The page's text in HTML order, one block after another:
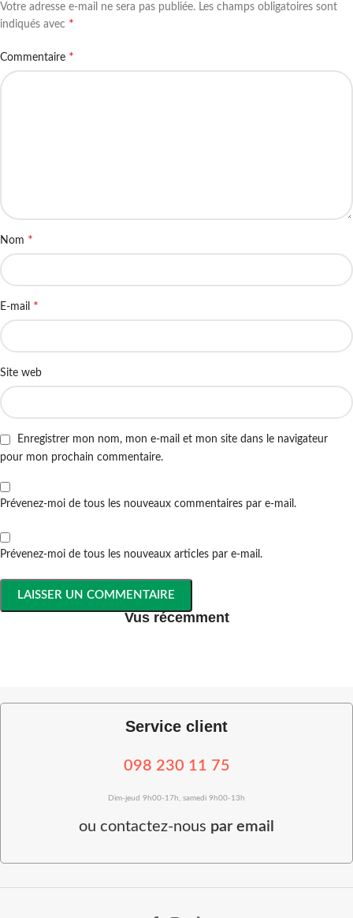
Votre adresse e-mail ne sera pas publiée. Les champs obligatoires sont
indiqués avec *
Commentaire *
Nom *
E-mail *
Site web
Enregistrer mon nom, mon e-mail et mon site dans le navigateur
pour mon prochain commentaire.
Prévenez-moi de tous les nouveaux commentaires par e-mail.
Prévenez-moi de tous les nouveaux articles par e-mail.
Vus récemment
Service client
098 230 11 75
Dim-jeud 9h00-17h, samedi 9h00-13h
ou contactez-nous par email